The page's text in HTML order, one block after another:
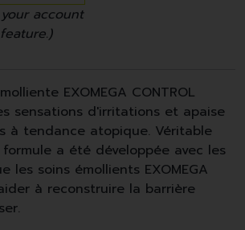
account
EXOMEGA CONTROL
sensations d'irritations et apaise
à tendance atopique. Véritable
a été développée avec les
les soins émollients EXOMEGA
à reconstruire la barrière